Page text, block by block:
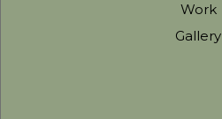
Work
Gallery